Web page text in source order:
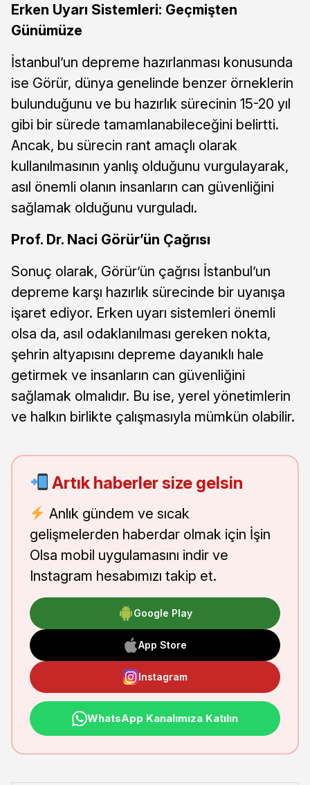
Erken Uyarı Sistemleri: Geçmişten
Günümüze
İstanbul’un depreme hazırlanması konusunda
ise Görür, dünya genelinde benzer örneklerin
bulunduğunu ve bu hazırlık sürecinin 15-20 yıl
gibi bir sürede tamamlanabileceğini belirtti.
Ancak, bu sürecin rant amaçlı olarak
kullanılmasının yanlış olduğunu vurgulayarak,
asıl önemli olanın insanların can güvenliğini
sağlamak olduğunu vurguladı.
Prof. Dr. Naci Görür’ün Çağrısı
Sonuç olarak, Görür’ün çağrısı İstanbul’un
depreme karşı hazırlık sürecinde bir uyanışa
işaret ediyor. Erken uyarı sistemleri önemli
olsa da, asıl odaklanılması gereken nokta,
şehrin altyapısını depreme dayanıklı hale
getirmek ve insanların can güvenliğini
sağlamak olmalıdır. Bu ise, yerel yönetimlerin
ve halkın birlikte çalışmasıyla mümkün olabilir.
Artık haberler size gelsin
Anlık gündem ve sıcak
gelişmelerden haberdar olmak için İşin
Olsa mobil uygulamasını indir ve
Instagram hesabımızı takip et.
Google Play
App Store
Instagram
WhatsApp Kanalımıza Katılın